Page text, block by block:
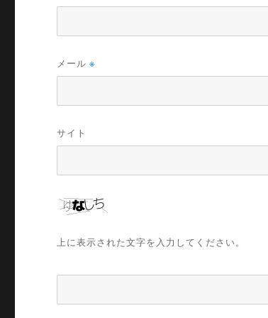
メール※
サイト
上に表示された文字を入力してください。